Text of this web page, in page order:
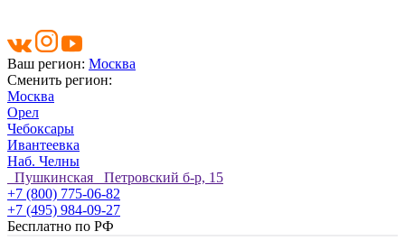
Ваш регион: Москва
Сменить регион:
Москва
Орел
Чебоксары
Ивантеевка
Наб. Челны
Пушкинская Петровский б-р, 15
+7 (800) 775-06-82
+7 (495) 984-09-27
Бесплатно по РФ